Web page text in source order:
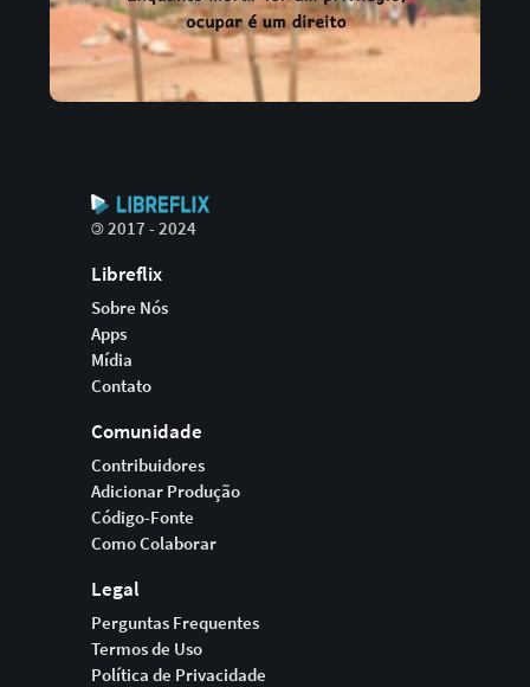
©2017 - 2024
Libreflix
Sobre Nós
Apps
Mídia
Contato
Comunidade
Contribuidores
Adicionar Produção
Código-Fonte
Como Colaborar
Legal
Perguntas Frequentes
Termos de Uso
Política de Privacidade